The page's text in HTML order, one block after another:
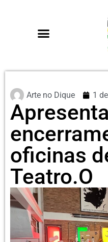
Arte no Dique 1
oficinas
Teatro.O